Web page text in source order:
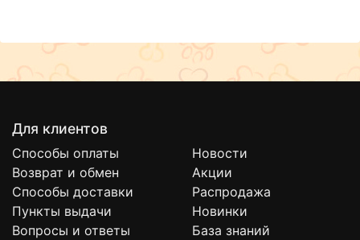
Для клиентов
Способы оплаты
Возврат и обмен
Способы доставки
Пункты выдачи
Вопросы и ответы
Новости
Акции
Распродажа
Новинки
База знаний